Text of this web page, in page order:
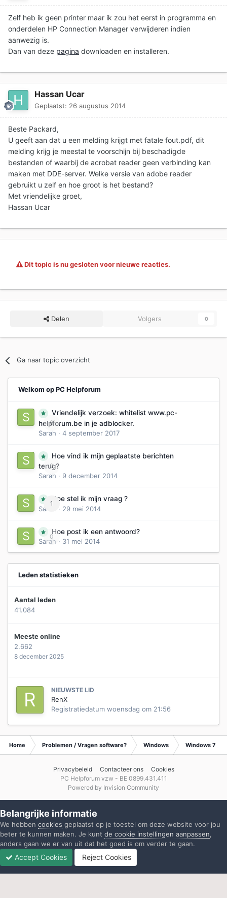
Zelf heb ik geen printer maar ik zou het eerst in programma en
onderdelen HP Connection Manager verwijderen indien
aanwezig is.
Dan van deze pagina downloaden en installeren.
Hassan Ucar
Geplaatst: 26 augustus 2014
Beste Packard,
U geeft aan dat u een melding krijgt met fatale fout.pdf, dit
melding krijg je meestal te voorschijn bij beschadigde
bestanden of waarbij de acrobat reader geen verbinding kan
maken met DDE-server. Welke versie van adobe reader
gebruikt u zelf en hoe groot is het bestand?
Met vriendelijke groet,
Hassan Ucar
Dit topic is nu gesloten voor nieuwe reacties.
Delen Volgers 0
Ga naar topic overzicht
Welkom op PC Helpforum
0
Vriendelijk verzoek: whitelist www.pc-
helpforum.be in je adblocker.
Sarah · 4 september 2017
0
Hoe vind ik mijn geplaatste berichten
terug?
Sarah · 9 december 2014
1
Hoe stel ik mijn vraag ?
Sarah
· 29 mei 2014
0
Hoe post ik een antwoord?
Sarah · 31 mei 2014
Leden statistieken
Aantal leden
41.084
Meeste online
2.662
8 december 2025
NIEUWSTE LID
RenX
Registratiedatum woensdag om 21:56
Home Problemen / Vragen software? Windows Windows 7
Privacybeleid Contacteer ons
Cookies
PC Helpforum vzw - BE 0899.431.411
Powered by Invision Community
Belangrijke informatie
We hebben cookies geplaatst op je toestel om deze website voor jou
beter te kunnen maken. Je kunt de cookie instellingen aanpassen,
anders gaan we er van uit dat het goed is om verder te gaan.
Accept Cookies Reject Cookies
Ongelezen